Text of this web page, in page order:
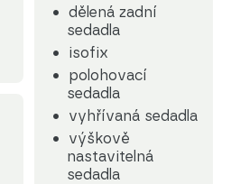
dělená zadní
sedadla
isofix
polohovací
sedadla
vyhřívaná sedadla
výškově
nastavitelná
sedadla